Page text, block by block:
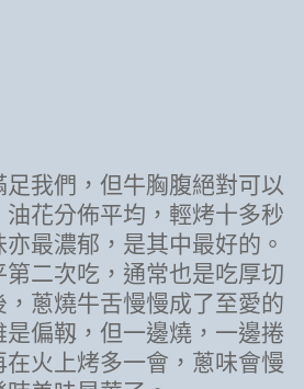
我們，但牛胸腹絕對可以
花分佈平均，輕烤十多秒
最濃郁，是其中最好的。
二次吃，通常也是吃厚切
，蔥燒牛舌慢慢成了至愛的
偏靱，但一邊燒，一邊捲
火上烤多一會，蔥味會慢